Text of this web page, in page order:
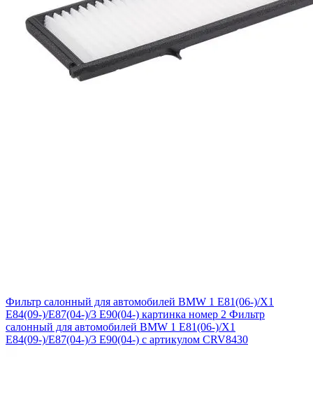
Фильтр салонный для автомобилей BMW 1 E81(06-)/X1
E84(09-)/E87(04-)/3 E90(04-) картинка номер 2 Фильтр
салонный для автомобилей BMW 1 E81(06-)/X1
E84(09-)/E87(04-)/3 E90(04-) с артикулом CRV8430